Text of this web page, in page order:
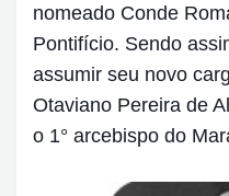
nomeado Conde
Pontifício. Sendo
assumir seu novo
Otaviano Pereira de
o 1° arcebispo do